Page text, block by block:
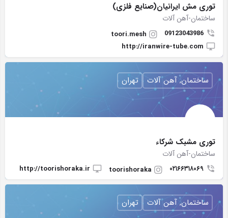
توری مش ایرانیان(صنایع فلزی)
ساختمان-آهن آلات
09123043986
toori.mesh
http://iranwire-tube.com
توری مشبک شرکاء
ساختمان-آهن آلات
۰۲۱۶۶۳۱۸۰۶۹ toorishoraka
http://toorishoraka.ir
ساختمان, آهن آلات تهران
ساختمان, آهن آلات تهران